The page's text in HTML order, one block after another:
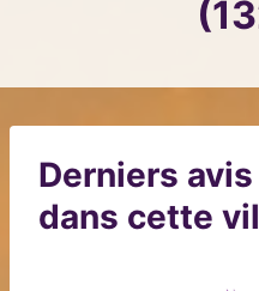
Derniers
dans cette